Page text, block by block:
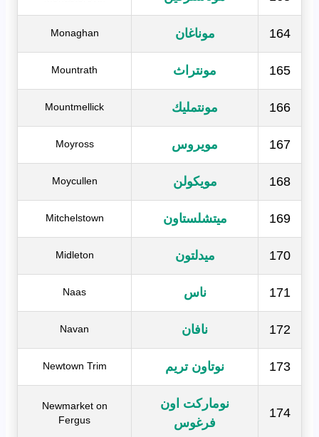
164 موناغان Monaghan
165 مونتراث Mountrath
166 مونتمليك Mountmellick
167 مويروس Moyross
168 مويكولن Moycullen
169 ميتشلستاون Mitchelstown
170 ميدلتون Midleton
171 ناس Naas
172 نافان Navan
173 نوتاون تريم Newtown Trim
174
نوماركت اون
فرغوس
Newmarket on
Fergus